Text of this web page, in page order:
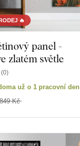
🔥
panel -
zlatém světle
(0)
už o 1 pracovní den
849 Kč